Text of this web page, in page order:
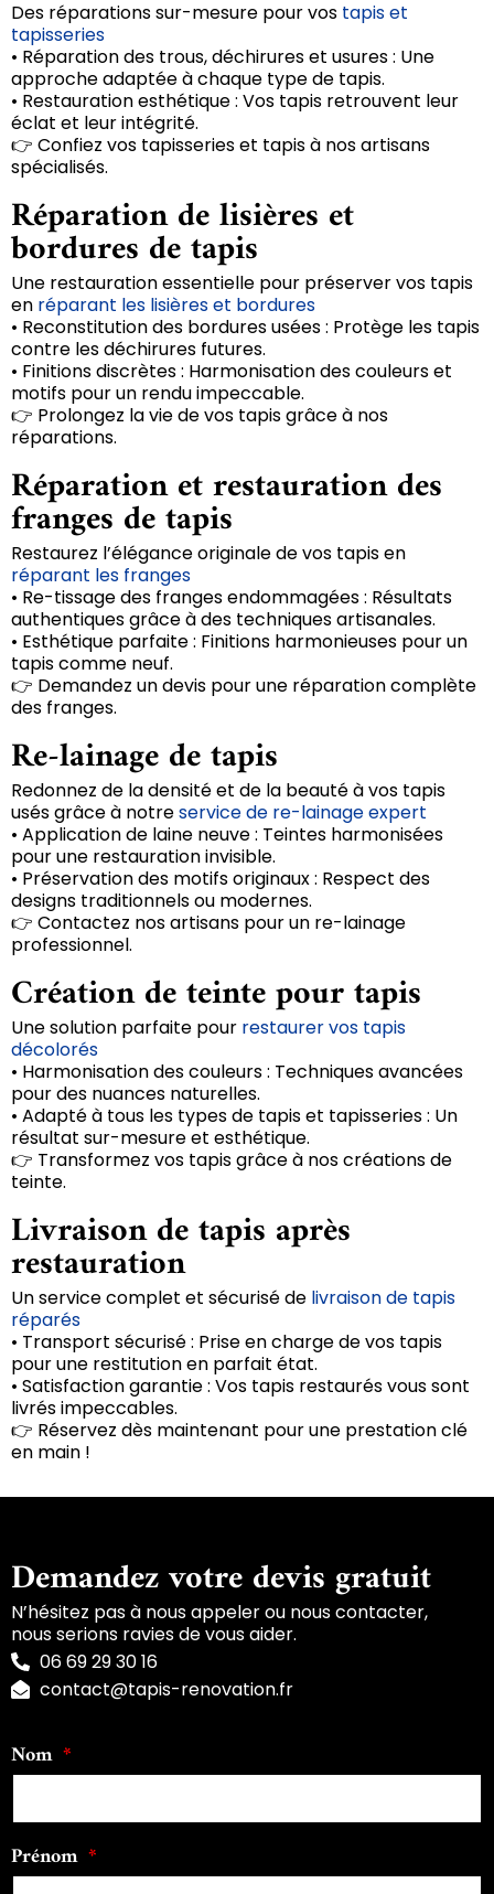
Des réparations sur-mesure pour vos tapis et
tapisseries
• Réparation des trous, déchirures et usures : Une
approche adaptée à chaque type de tapis.
• Restauration esthétique : Vos tapis retrouvent leur
éclat et leur intégrité.
👉 Confiez vos tapisseries et tapis à nos artisans
spécialisés.
Réparation de lisières et
bordures de tapis
Une restauration essentielle pour préserver vos tapis
en réparant les lisières et bordures
• Reconstitution des bordures usées : Protège les tapis
contre les déchirures futures.
• Finitions discrètes : Harmonisation des couleurs et
motifs pour un rendu impeccable.
👉 Prolongez la vie de vos tapis grâce à nos
réparations.
Réparation et restauration des
franges de tapis
Restaurez l’élégance originale de vos tapis en
réparant les franges
• Re-tissage des franges endommagées : Résultats
authentiques grâce à des techniques artisanales.
• Esthétique parfaite : Finitions harmonieuses pour un
tapis comme neuf.
👉 Demandez un devis pour une réparation complète
des franges.
Re-lainage de tapis
Redonnez de la densité et de la beauté à vos tapis
usés grâce à notreservice de re-lainage expert
• Application de laine neuve : Teintes harmonisées
pour une restauration invisible.
• Préservation des motifs originaux : Respect des
designs traditionnels ou modernes.
👉 Contactez nos artisans pour un re-lainage
professionnel.
Création de teinte pour tapis
Une solution parfaite pour restaurer vos tapis
décolorés
• Harmonisation des couleurs : Techniques avancées
pour des nuances naturelles.
• Adapté à tous les types de tapis et tapisseries : Un
résultat sur-mesure et esthétique.
👉 Transformez vos tapis grâce à nos créations de
teinte.
Livraison de tapis après
restauration
Un service complet et sécurisé de livraison de tapis
réparés
• Transport sécurisé : Prise en charge de vos tapis
pour une restitution en parfait état.
• Satisfaction garantie : Vos tapis restaurés vous sont
livrés impeccables.
👉 Réservez dès maintenant pour une prestation clé
en main !
Demandez votre devis gratuit
N’hésitez pas à nous appeler ou nous contacter,
nous serions ravies de vous aider.
06 69 29 30 16
contact@tapis-renovation.fr
Nom
Prénom